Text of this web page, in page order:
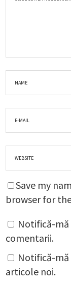
Save my
browser for
Notifică-
comentarii.
Notifică-
articole noi.